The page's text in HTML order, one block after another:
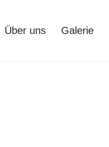
Über uns Galerie